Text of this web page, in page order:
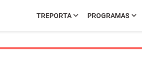
TREPORTA PROGRAMAS